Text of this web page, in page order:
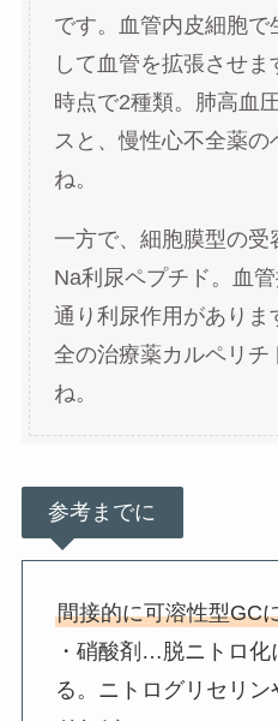
です。血管内皮細胞で
して血管を拡張させ
時点で2種類。肺高血
スと、慢性心不全薬
ね。
一方で、細胞膜型の受
Na利尿ペプチド。血
通り利尿作用がありま
全の治療薬カルペリチ
ね。
参考までに
間接的に可溶性型GC
・硝酸剤…脱ニトロ
る。ニトログリセリ